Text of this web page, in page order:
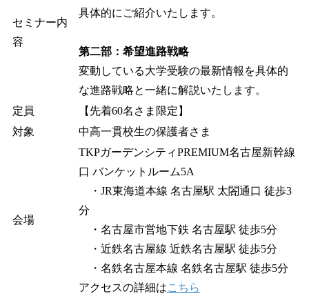
セミナー内
容
具体的にご紹介いたします。
第二部：希望進路戦略
変動している大学受験の最新情報を具体的
な進路戦略と一緒に解説いたします。
定員
【先着60名さま限定】
対象
中高一貫校生の保護者さま
会場
TKPガーデンシティPREMIUM名古屋新幹線
口 バンケットルーム5A
・JR東海道本線 名古屋駅 太閤通口 徒歩3
分
・名古屋市営地下鉄 名古屋駅 徒歩5分
・近鉄名古屋線 近鉄名古屋駅 徒歩5分
・名鉄名古屋本線 名鉄名古屋駅 徒歩5分
アクセスの詳細はこちら